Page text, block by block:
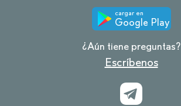
cargar en
Google Play
¿Aún tiene preguntas?
Escríbenos